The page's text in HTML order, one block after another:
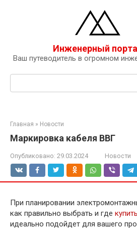
Инженерный
Ваш путеводитель в огромном
Поиск:
Главная » Новости
Маркировка кабеля ВВГ
Опубликовано: 29.03.2024 Новости
При планировании
как правильно выбрать и где
идеально подойдет для вашего